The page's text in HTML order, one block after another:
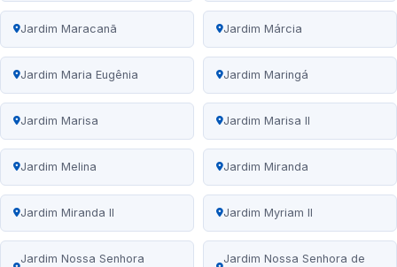
Jardim Maracanã Jardim Márcia
Jardim Maria Eugênia Jardim Maringá
Jardim Marisa Jardim Marisa II
Jardim Melina Jardim Miranda
Jardim Miranda II Jardim Myriam II
Jardim Nossa Senhora
Jardim Nossa Senhora de